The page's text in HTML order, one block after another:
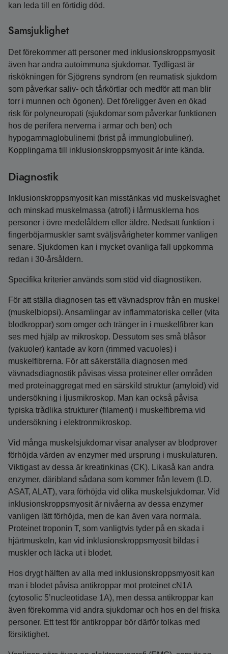
kan leda till en förtidig död.
Samsjuklighet
Det förekommer att personer med inklusionskroppsmyosit
även har andra autoimmuna sjukdomar. Tydligast är
riskökningen för Sjögrens syndrom (en reumatisk sjukdom
som påverkar saliv- och tårkörtlar och medför att man blir
torr i munnen och ögonen). Det föreligger även en ökad
risk för polyneuropati (sjukdomar som påverkar funktionen
hos de perifera nerverna i armar och ben) och
hypogamma­globulinemi (brist på immunglobuliner).
Kopplingarna till inklusionskroppsmyosit är inte kända.
Diagnostik
Inklusionskroppsmyosit kan misstänkas vid muskelsvaghet
och minskad muskelmassa (atrofi) i lårmusklerna hos
personer i övre medelåldern eller äldre. Nedsatt funktion i
fingerböjarmuskler samt sväljsvårigheter kommer vanligen
senare. Sjukdomen kan i mycket ovanliga fall uppkomma
redan i 30-årsåldern.
Specifika kriterier används som stöd vid diagnostiken.
För att ställa diagnosen tas ett vävnadsprov från en muskel
(muskelbiopsi). Ansamlingar av inflammatoriska celler (vita
blodkroppar) som omger och tränger in i muskelfibrer kan
ses med hjälp av mikroskop. Dessutom ses små blåsor
(vakuoler) kantade av korn (rimmed vacuoles) i
muskelfibrerna. För att säkerställa diagnosen med
vävnadsdiagnostik påvisas vissa proteiner eller områden
med proteinaggregat med en särskild struktur (amyloid) vid
undersökning i ljusmikroskop. Man kan också påvisa
typiska trådlika strukturer (filament) i muskelfibrerna vid
undersökning i elektronmikroskop.
Vid många muskelsjukdomar visar analyser av blodprover
förhöjda värden av enzymer med ursprung i muskulaturen.
Viktigast av dessa är kreatinkinas (CK). Likaså kan andra
enzymer, däribland sådana som kommer från levern (LD,
ASAT, ALAT), vara förhöjda vid olika muskelsjukdomar. Vid
inklusionskroppsmyosit är nivåerna av dessa enzymer
vanligen lätt förhöjda, men de kan även vara normala.
Proteinet troponin T, som vanligtvis tyder på en skada i
hjärtmuskeln, kan vid inklusionskroppsmyosit bildas i
muskler och läcka ut i blodet.
Hos drygt hälften av alla med inklusionskroppsmyosit kan
man i blodet påvisa antikroppar mot proteinet cN1A
(cytosolic 5’nucleotidase 1A), men dessa antikroppar kan
även förekomma vid andra sjukdomar och hos en del friska
personer. Ett test för antikroppar bör därför tolkas med
försiktighet.